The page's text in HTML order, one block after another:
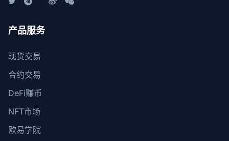
产品服务
现货交易
合约交易
DeFi赚币
NFT市场
欧易学院